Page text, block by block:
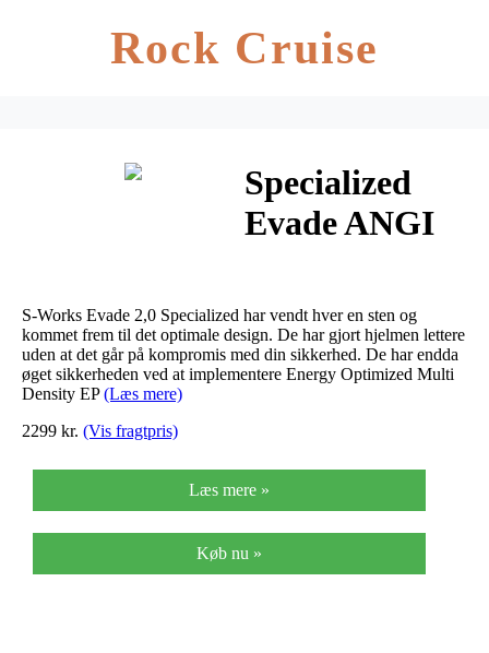
Rock Cruise
Specialized
Evade ANGI
Red / Black,
small)
S-Works Evade 2,0 Specialized har vendt hver en sten og
kommet frem til det optimale design. De har gjort hjelmen lettere
uden at det går på kompromis med din sikkerhed. De har endda
øget sikkerheden ved at implementere Energy Optimized Multi
Density EP(Læs mere)
2299 kr. (Vis fragtpris)
Læs mere »
Køb nu »